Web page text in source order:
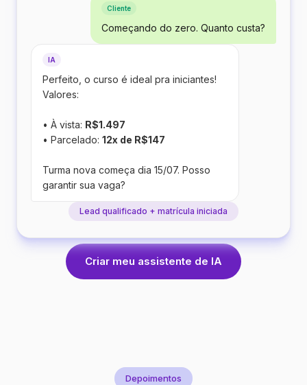
Cliente
Começando do zero. Quanto custa?
IA
Perfeito, o curso é ideal pra iniciantes!
Valores:
• À vista: R$1.497
• Parcelado: 12x de R$147
Turma nova começa dia 15/07. Posso
garantir sua vaga?
Lead qualificado + matrícula iniciada
Criar meu assistente de IA
Depoimentos